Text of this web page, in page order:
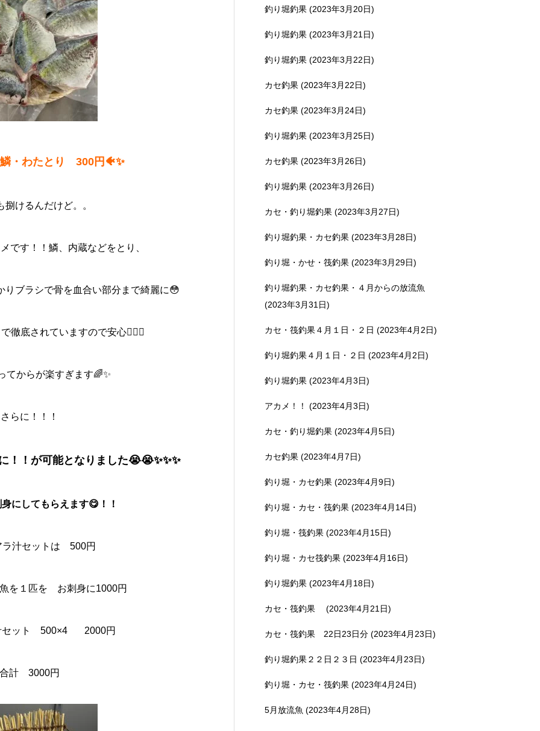
鱗・わたとり 300円🐠✨
捌けるんだけど。。
です！！鱗、内蔵などをとり、
りブラシで骨を血合い部分まで綺麗に😳
徹底されていますので安心💁‍♂️✨
てからが楽すぎます🌈✨
さらに！！！
！！が可能となりました😭😭✨✨✨
にしてもらえます😋！！
ラ汁セットは 500円
を１匹を お刺身に1000円
セット 500×4 2000円
合計 3000円
釣り堀釣果 (2023年3月20日)
釣り堀釣果 (2023年3月21日)
釣り堀釣果 (2023年3月22日)
カセ釣果 (2023年3月22日)
カセ釣果 (2023年3月24日)
釣り堀釣果 (2023年3月25日)
カセ釣果 (2023年3月26日)
釣り堀釣果 (2023年3月26日)
カセ・釣り堀釣果 (2023年3月27日)
釣り堀釣果・カセ釣果 (2023年3月28日)
釣り堀・かせ・筏釣果 (2023年3月29日)
釣り堀釣果・カセ釣果・４月からの放流魚
(2023年3月31日)
カセ・筏釣果４月１日・２日 (2023年4月2日)
釣り堀釣果４月１日・２日 (2023年4月2日)
釣り堀釣果 (2023年4月3日)
アカメ！！ (2023年4月3日)
カセ・釣り堀釣果 (2023年4月5日)
カセ釣果 (2023年4月7日)
釣り堀・カセ釣果 (2023年4月9日)
釣り堀・カセ・筏釣果 (2023年4月14日)
釣り堀・筏釣果 (2023年4月15日)
釣り堀・カセ筏釣果 (2023年4月16日)
釣り堀釣果 (2023年4月18日)
カセ・筏釣果 (2023年4月21日)
カセ・筏釣果 22日23日分 (2023年4月23日)
釣り堀釣果２２日２３日 (2023年4月23日)
釣り堀・カセ・筏釣果 (2023年4月24日)
5月放流魚 (2023年4月28日)